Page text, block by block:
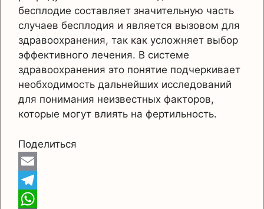
бесплодие составляет значительную часть
случаев бесплодия и является вызовом для
здравоохранения, так как усложняет выбор
эффективного лечения. В системе
здравоохранения это понятие подчеркивает
необходимость дальнейших исследований
для понимания неизвестных факторов,
которые могут влиять на фертильность.
Поделиться
E
m
T